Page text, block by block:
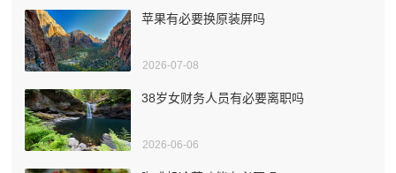
苹果有必要换原装屏吗
2026-07-08
38岁女财务人员有必要离职吗
2026-06-06